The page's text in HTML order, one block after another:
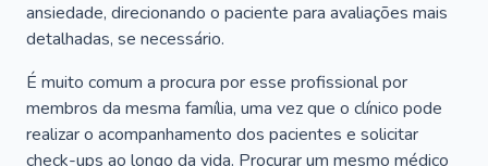
ansiedade, direcionando o paciente para avaliações mais
detalhadas, se necessário.
É muito comum a procura por esse profissional por
membros da mesma família, uma vez que o clínico pode
realizar o acompanhamento dos pacientes e solicitar
check-ups ao longo da vida. Procurar um mesmo médico